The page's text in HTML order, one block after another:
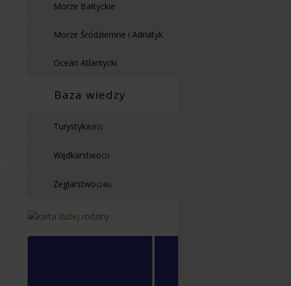
Morze Bałtyckie
Morze Śródziemne i Adriatyk
Ocean Atlantycki
Baza wiedzy
Turystyka (92)
Wędkarstwo (2)
Żeglarstwo (246)